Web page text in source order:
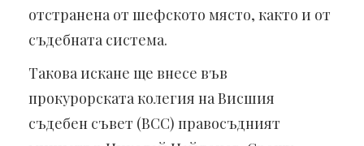
отстранена от шефското място, както и от
съдебната система.
Такова искане ще внесе във
прокурорската колегия на Висшия
съдебен съвет (ВСС) правосъдният